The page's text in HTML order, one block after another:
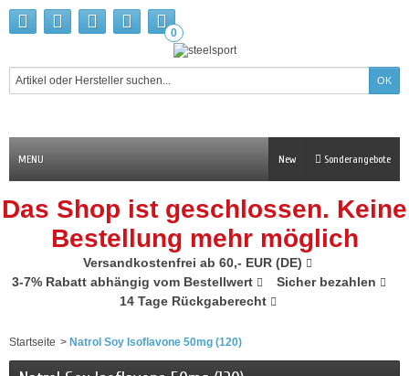
0
MENU Sonderangebote
New
Das Shop ist geschlossen. Keine
Bestellung mehr möglich
Versandkostenfrei ab 60,- EUR (DE)
3-7% Rabatt abhängig vom Bestellwert
Sicher bezahlen
14 Tage Rückgaberecht
Startseite > Natrol Soy Isoflavone 50mg (120)